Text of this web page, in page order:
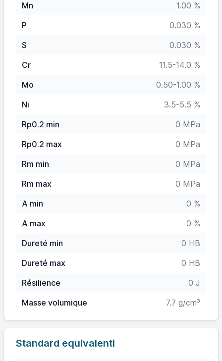
Mn
1.00 %
P
0.030 %
S
0.030 %
Cr
11.5-14.0 %
Mo
0.50-1.00 %
Ni
3.5-5.5 %
Rp0.2 min
0 MPa
Rp0.2 max
0 MPa
Rm min
0 MPa
Rm max
0 MPa
A min
0 %
A max
0 %
Dureté min
0 HB
Dureté max
0 HB
Résilience
0 J
Masse volumique
7.7 g/cm³
Standard equivalenti